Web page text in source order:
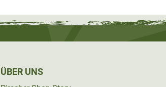
ÜBER UNS